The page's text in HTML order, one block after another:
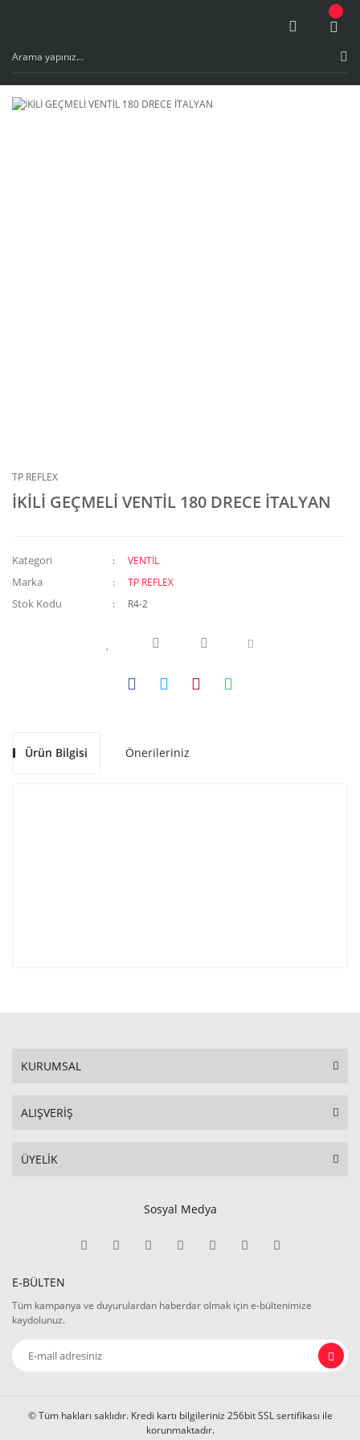
TP REFLEX
İKİLİ GEÇMELİ VENTİL 180 DRECE İTALYAN
Kategori VENTİL
Marka TP REFLEX
Stok Kodu R4-2
Ürün Bilgisi Önerileriniz
KURUMSAL
ALIŞVERİŞ
ÜYELİK
Sosyal Medya
E-BÜLTEN
Tüm kampanya ve duyurulardan haberdar olmak için e-bültenimize
kaydolunuz.
© Tüm hakları saklıdır. Kredi kartı bilgileriniz 256bit SSL sertifikası ile
korunmaktadır.